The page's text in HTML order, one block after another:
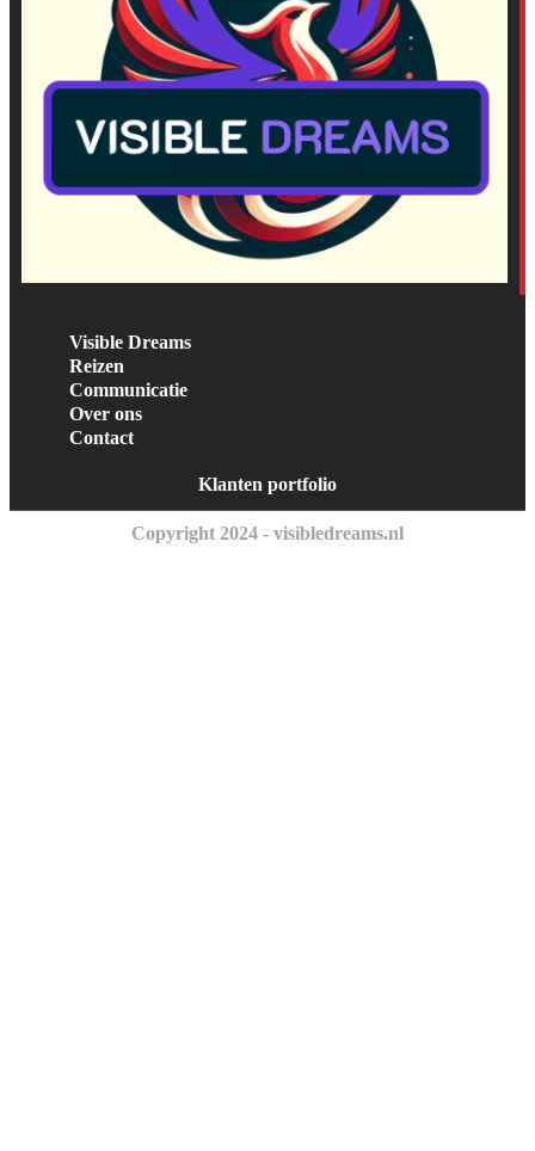
Visible Dreams
Reizen
Communicatie
Over ons
Contact
Klanten portfolio
Copyright 2024 - visibledreams.nl